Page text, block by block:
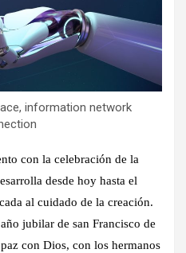
information network
con la celebración de la
desde hoy hasta el
al cuidado de la creación.
jubilar de san Francisco de
con Dios, con los hermanos